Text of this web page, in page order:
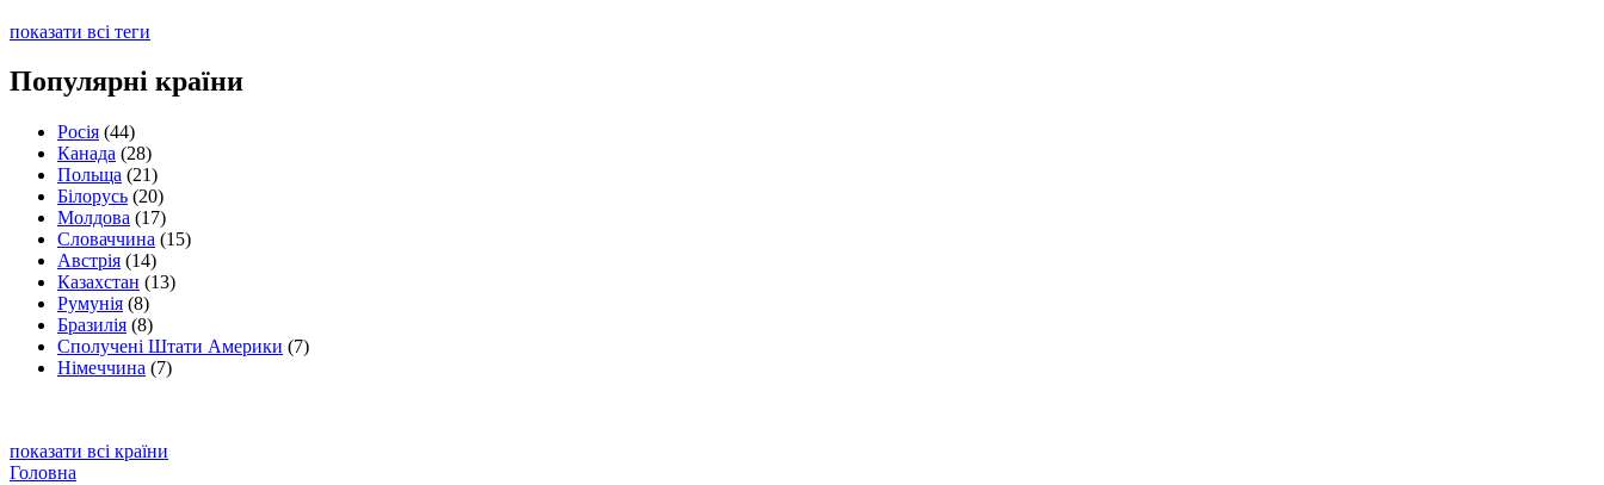
показати всі теги
Популярні країни
Росія (44)
Канада (28)
Польща (21)
Білорусь (20)
Молдова (17)
Словаччина (15)
Австрія (14)
Казахстан (13)
Румунія (8)
Бразилія (8)
Сполучені Штати Америки (7)
Німеччина (7)
показати всі країни
Головна